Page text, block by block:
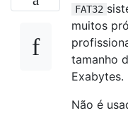
FAT32
muitos
tamanho
Exabytes.
Não é